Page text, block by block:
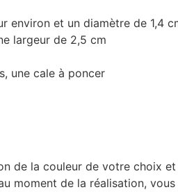
environ et un diamètre de 1,4
largeur de 2,5 cm
une cale à poncer
de la couleur de votre choix et
moment de la réalisation,